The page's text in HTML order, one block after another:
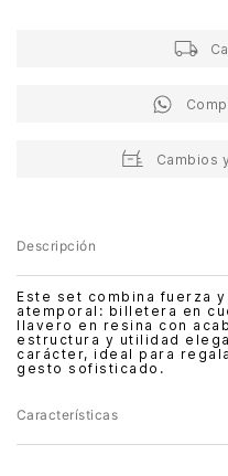
Cambios
Descripción
Este set combina fuerza
atemporal: billetera en
llavero en resina con
estructura y utilidad
carácter, ideal para
gesto sofisticado.
Características